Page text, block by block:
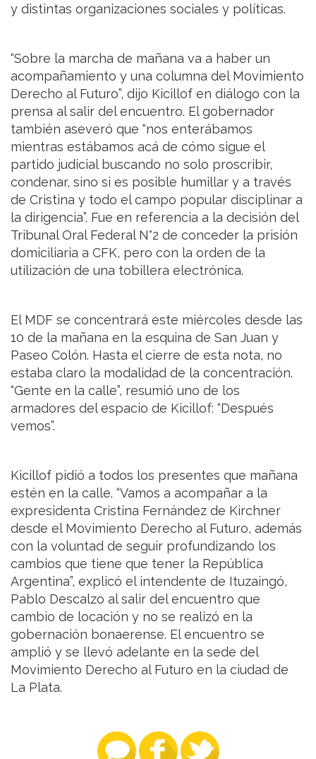
y distintas organizaciones sociales y políticas.
“Sobre la marcha de mañana va a haber un
acompañamiento y una columna del Movimiento
Derecho al Futuro”, dijo Kicillof en diálogo con la
prensa al salir del encuentro. El gobernador
también aseveró que “nos enterábamos
mientras estábamos acá de cómo sigue el
partido judicial buscando no solo proscribir,
condenar, sino si es posible humillar y a través
de Cristina y todo el campo popular disciplinar a
la dirigencia”. Fue en referencia a la decisión del
Tribunal Oral Federal N°2 de conceder la prisión
domiciliaria a CFK, pero con la orden de la
utilización de una tobillera electrónica.
El MDF se concentrará este miércoles desde las
10 de la mañana en la esquina de San Juan y
Paseo Colón. Hasta el cierre de esta nota, no
estaba claro la modalidad de la concentración.
“Gente en la calle”, resumió uno de los
armadores del espacio de Kicillof: “Después
vemos”.
Kicillof pidió a todos los presentes que mañana
estén en la calle. “Vamos a acompañar a la
expresidenta Cristina Fernández de Kirchner
desde el Movimiento Derecho al Futuro, además
con la voluntad de seguir profundizando los
cambios que tiene que tener la República
Argentina”, explicó el intendente de Ituzaingó,
Pablo Descalzo al salir del encuentro que
cambio de locación y no se realizó en la
gobernación bonaerense. El encuentro se
amplió y se llevó adelante en la sede del
Movimiento Derecho al Futuro en la ciudad de
La Plata.